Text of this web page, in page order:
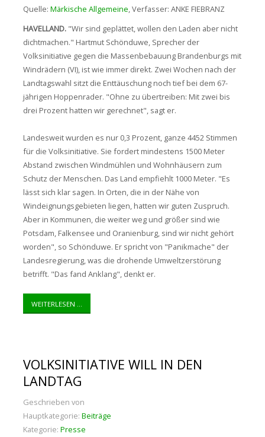
Quelle: Märkische Allgemeine, Verfasser: ANKE FIEBRANZ
HAVELLAND."Wir sind geplättet, wollen den Laden aber nicht
dichtmachen." Hartmut Schönduwe, Sprecher der
Volksinitiative gegen die Massenbebauung Brandenburgs mit
Windrädern (VI), ist wie immer direkt. Zwei Wochen nach der
Landtagswahl sitzt die Enttäuschung noch tief bei dem 67-
jährigen Hoppenrader. "Ohne zu übertreiben: Mit zwei bis
drei Prozent hatten wir gerechnet", sagt er.
Landesweit wurden es nur 0,3 Prozent, ganze 4452 Stimmen
für die Volksinitiative. Sie fordert mindestens 1500 Meter
Abstand zwischen Windmühlen und Wohnhäusern zum
Schutz der Menschen. Das Land empfiehlt 1000 Meter. "Es
lässt sich klar sagen. In Orten, die in der Nähe von
Windeignungsgebieten liegen, hatten wir guten Zuspruch.
Aber in Kommunen, die weiter weg und größer sind wie
Potsdam, Falkensee und Oranienburg, sind wir nicht gehört
worden", so Schönduwe. Er spricht von "Panikmache" der
Landesregierung, was die drohende Umweltzerstörung
betrifft. "Das fand Anklang", denkt er.
WEITERLESEN ...
VOLKSINITIATIVE WILL IN DEN
LANDTAG
Geschrieben von
Hauptkategorie: Beiträge
Kategorie: Presse